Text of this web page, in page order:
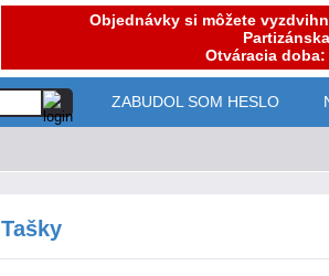
Objednávky si môžete
Otváracia
ZABUDOL SOM HESLO
Tašky